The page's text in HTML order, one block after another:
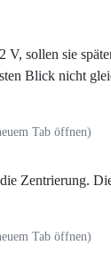
V, sollen sie
Blick nicht
Tab öffnen)
Zentrierung.
Tab öffnen)